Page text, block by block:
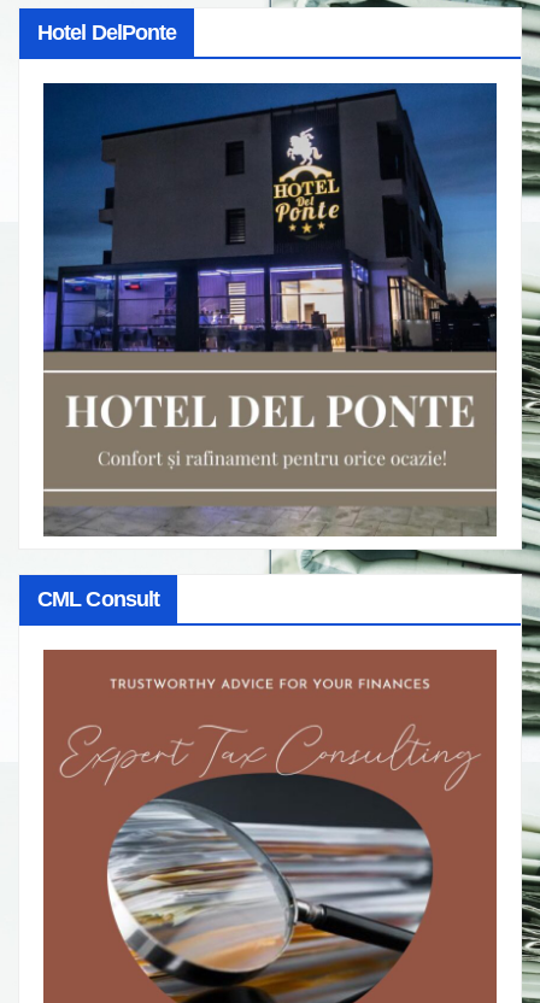
Hotel DelPonte
CML Consult